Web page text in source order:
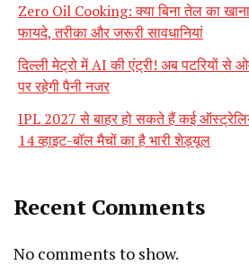
Zero Oil Cooking: क्या बिना तेल का
फायदे, तरीका और जरूरी सावधानियां
दिल्ली मेट्रो में AI की एंट्री! अब पटरियों से
पर रहेगी पैनी नजर
IPL 2027 से बाहर हो सकते हैं कई
14 व्हाइट-बॉल मैचों का है भारी शेड्यूल
Recent Comments
No comments to show.